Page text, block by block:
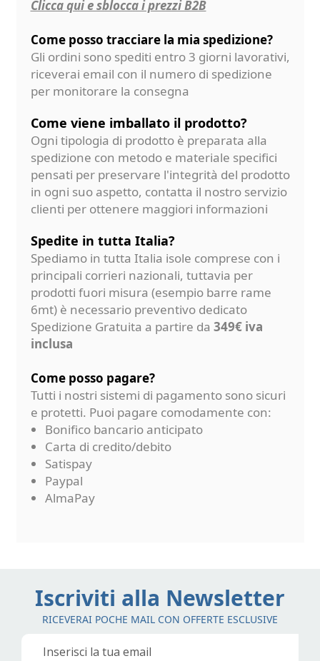
Clicca qui e sblocca i prezzi B2B
Come posso tracciare la mia spedizione?
Gli ordini sono spediti entro 3 giorni lavorativi,
riceverai email con il numero di spedizione
per monitorare la consegna
Come viene imballato il prodotto?
Ogni tipologia di prodotto è preparata alla
spedizione con metodo e materiale specifici
pensati per preservare l'integrità del prodotto
in ogni suo aspetto, contatta il nostro servizio
clienti per ottenere maggiori informazioni
Spedite in tutta Italia?
Spediamo in tutta Italia isole comprese con i
principali corrieri nazionali, tuttavia per
prodotti fuori misura (esempio barre rame
6mt) è necessario preventivo dedicato
Spedizione Gratuita a partire da 349€ iva
inclusa
Come posso pagare?
Tutti i nostri sistemi di pagamento sono sicuri
e protetti. Puoi pagare comodamente con:
Bonifico bancario anticipato
Carta di credito/debito
Satispay
Paypal
AlmaPay
Iscriviti alla Newsletter
RICEVERAI POCHE MAIL CON OFFERTE ESCLUSIVE
Iscriviti